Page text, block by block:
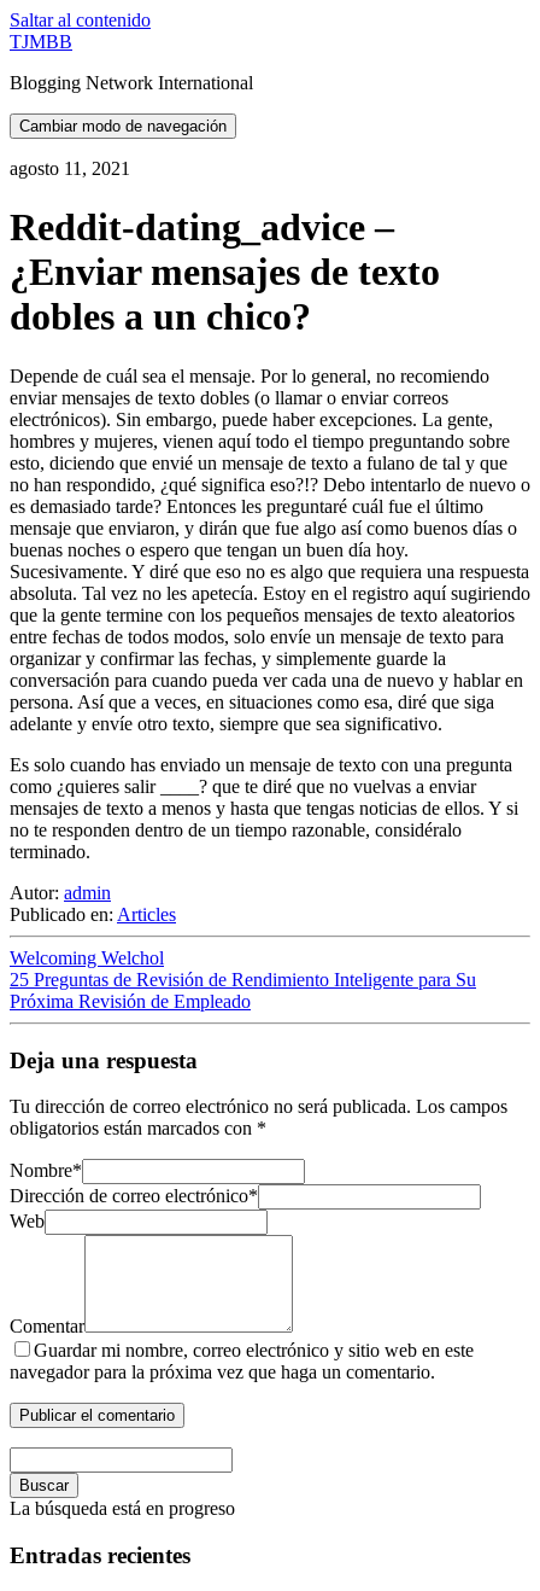
Saltar al contenido
TJMBB
Blogging Network International
Cambiar modo de navegación
agosto 11, 2021
Reddit-dating_advice –
¿Enviar mensajes de texto
dobles a un chico?
Depende de cuál sea el mensaje. Por lo general, no recomiendo
enviar mensajes de texto dobles (o llamar o enviar correos
electrónicos). Sin embargo, puede haber excepciones. La gente,
hombres y mujeres, vienen aquí todo el tiempo preguntando sobre
esto, diciendo que envié un mensaje de texto a fulano de tal y que
no han respondido, ¿qué significa eso?!? Debo intentarlo de nuevo o
es demasiado tarde? Entonces les preguntaré cuál fue el último
mensaje que enviaron, y dirán que fue algo así como buenos días o
buenas noches o espero que tengan un buen día hoy.
Sucesivamente. Y diré que eso no es algo que requiera una respuesta
absoluta. Tal vez no les apetecía. Estoy en el registro aquí sugiriendo
que la gente termine con los pequeños mensajes de texto aleatorios
entre fechas de todos modos, solo envíe un mensaje de texto para
organizar y confirmar las fechas, y simplemente guarde la
conversación para cuando pueda ver cada una de nuevo y hablar en
persona. Así que a veces, en situaciones como esa, diré que siga
adelante y envíe otro texto, siempre que sea significativo.
Es solo cuando has enviado un mensaje de texto con una pregunta
como ¿quieres salir ____? que te diré que no vuelvas a enviar
mensajes de texto a menos y hasta que tengas noticias de ellos. Y si
no te responden dentro de un tiempo razonable, considéralo
terminado.
Autor: admin
Publicado en: Articles
Welcoming Welchol
25 Preguntas de Revisión de Rendimiento Inteligente para Su
Próxima Revisión de Empleado
Deja una respuesta
Tu dirección de correo electrónico no será publicada. Los campos
obligatorios están marcados con *
Nombre*
Dirección de correo electrónico*
Web
Comentar
Guardar mi nombre, correo electrónico y sitio web en este
navegador para la próxima vez que haga un comentario.
Buscar
La búsqueda está en progreso
Entradas recientes